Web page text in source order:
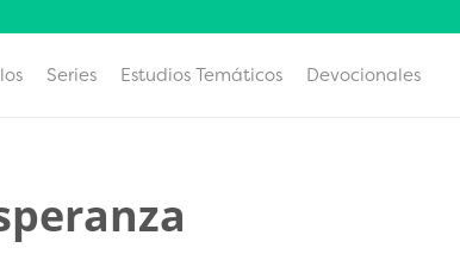
Series Estudios Temáticos Devocionales